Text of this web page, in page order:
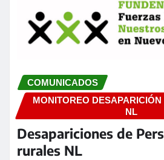
COMUNICADOS
MONITOREO
NL
Desapariciones de
rurales NL